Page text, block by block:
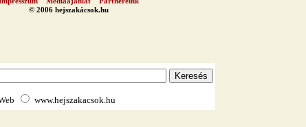
© 2006 hejszakácsok.hu
www.hejszakacsok.hu